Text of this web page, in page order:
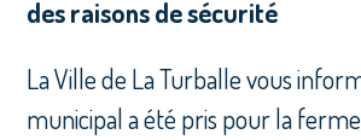
des raisons de sécurité
La Ville de La Turballe vous
municipal a été pris pour la